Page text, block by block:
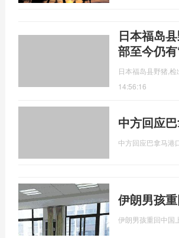
日本福岛
部至今仍
日本福岛县野猪,
14:56:16
中方回应
中方回应巴拿马港
伊朗男孩
伊朗男孩重回中国